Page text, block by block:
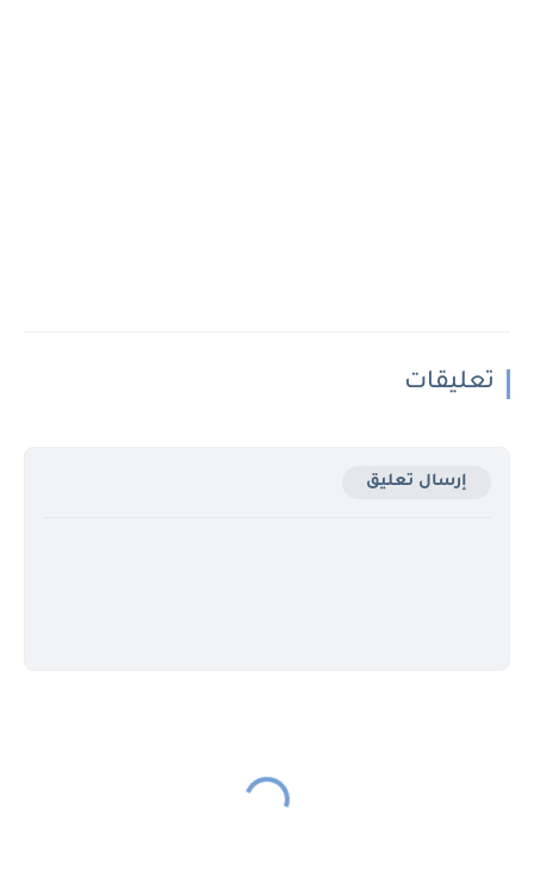
تعليقات
إرسال تعليق